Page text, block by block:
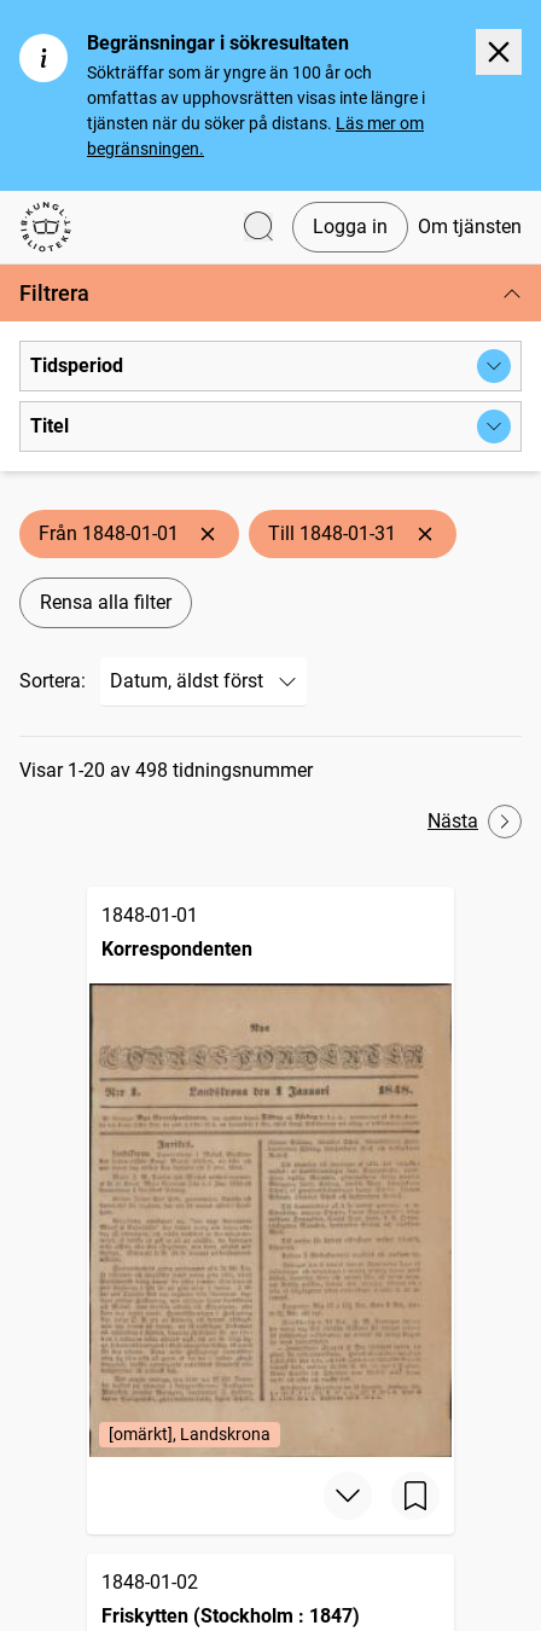
Begränsningar i sökresultaten
Sökträffar som är yngre än 100 år och
omfattas av upphovsrätten visas inte längre i
tjänsten när du söker på distans. Läs mer om
begränsningen.
Svenska tidningar
Logga in Om tjänsten
Filtrera
Tidsperiod
Titel
Från 1848-01-01 Till 1848-01-31
Rensa alla filter
Sortera:
Sökresultat
Visar 1-20 av 498 tidningsnummer
Nästa
1848-01-01
Korrespondenten
[omärkt], Landskrona
1848-01-02
Friskytten (Stockholm : 1847)